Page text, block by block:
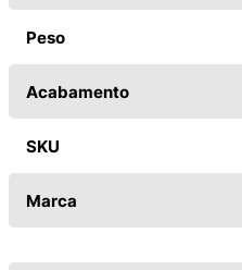
Peso
Acabamento
SKU
Marca